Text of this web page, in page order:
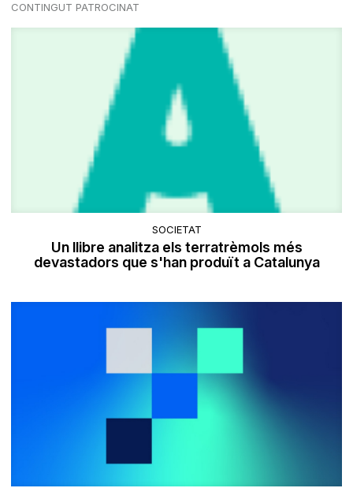
CONTINGUT PATROCINAT
SOCIETAT
Un llibre analitza els terratrèmols més
devastadors que s'han produït a Catalunya